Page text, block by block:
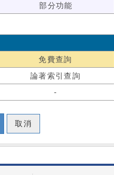
部分功能
免費查詢
論著索引查詢
-
取消